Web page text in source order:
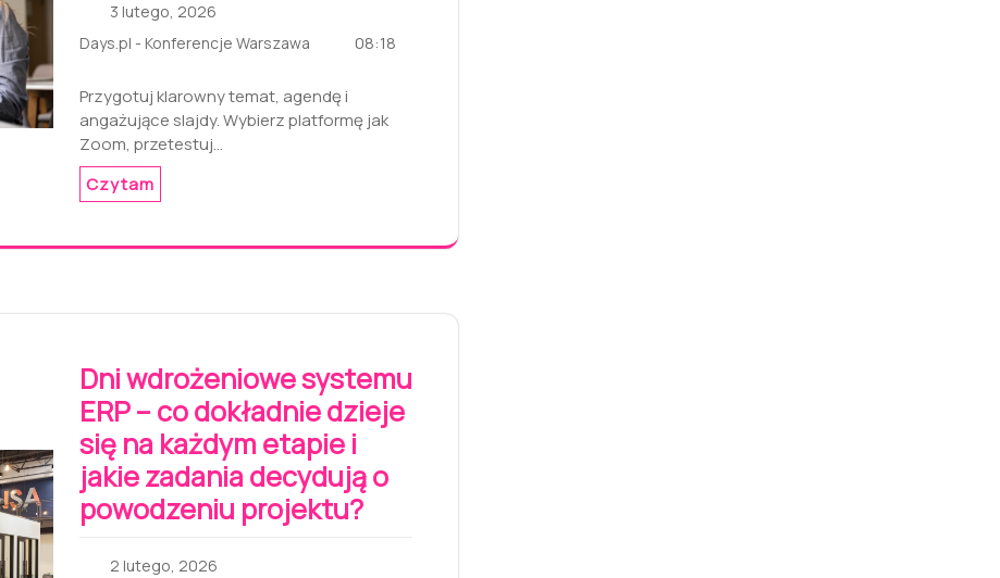
3 lutego, 2026
Days.pl - Konferencje Warszawa
08:18
Przygotuj klarowny temat, agendę i
angażujące slajdy. Wybierz platformę jak
Zoom, przetestuj…
Czytam
Dni wdrożeniowe systemu
ERP – co dokładnie dzieje
się na każdym etapie i
jakie zadania decydują o
powodzeniu projektu?
2 lutego, 2026